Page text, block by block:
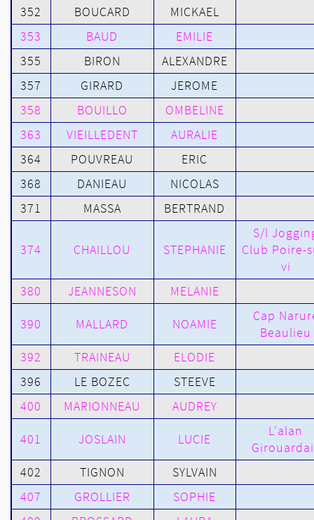
352
BOUCARD
MICKAEL
353
BAUD
EMILIE
355
BIRON
ALEXANDRE
357
GIRARD
JEROME
358
BOUILLO
OMBELINE
363
VIEILLEDENT
AURALIE
364
POUVREAU
ERIC
368
DANIEAU
NICOLAS
371
MASSA BERTRAND
374 CHAILLOU STEPHANIE
S/l
Club Poire-
vi
380
JEANNESON MELANIE
390 MALLARD NOAMIE
Cap
Beaulieu
392
TRAINEAU
ELODIE
396
LE BOZEC
STEEVE
400
MARIONNEAU AUDREY
401 JOSLAIN LUCIE
L'alan
402
TIGNON
SYLVAIN
407
GROLLIER
SOPHIE